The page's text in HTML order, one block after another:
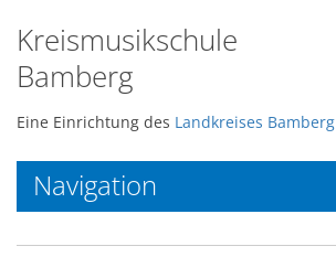
Kreismusikschule
Bamberg
Eine Einrichtung des Landkreises Bamberg
Navigation